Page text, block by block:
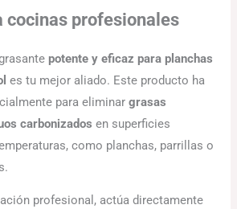
cocinas profesionales
potente y eficaz para planchas
es tu mejor aliado. Este producto ha
para eliminargrasas
carbonizados en superficies
como planchas, parrillas o
profesional, actúa directamente